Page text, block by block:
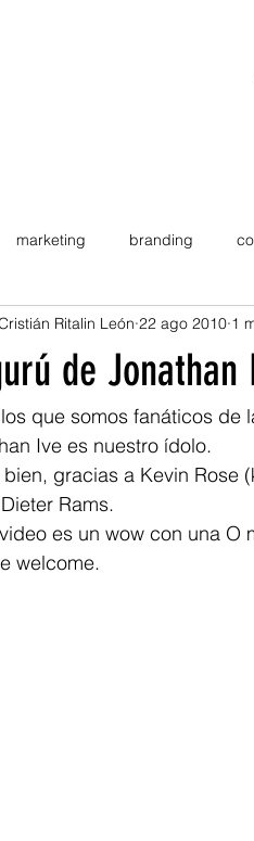
marketing branding
emprendimiento
tecnología Viajes
de
Ritalin León 22 ago 2010 1
Ive es nuestro ídolo.
Rams.
es un wow con una O
welcome.